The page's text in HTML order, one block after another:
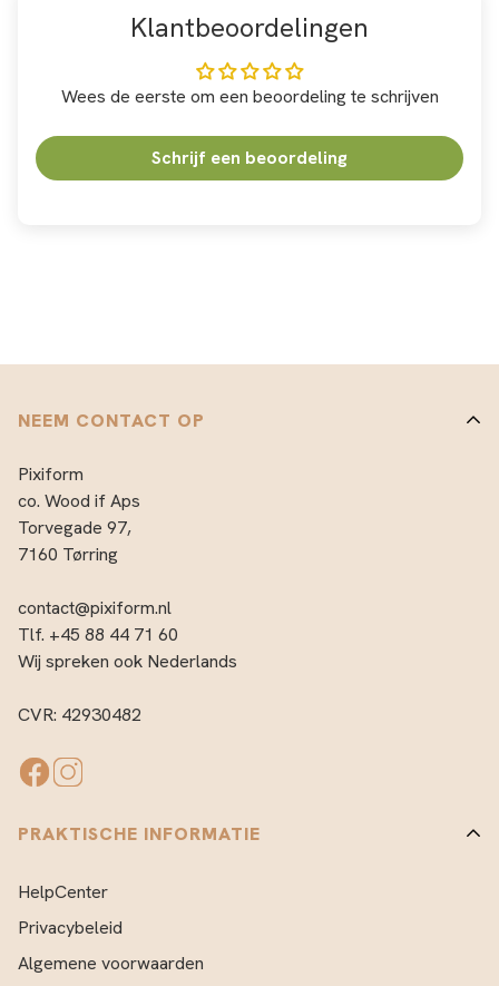
Klantbeoordelingen
Wees de eerste om een beoordeling te schrijven
Schrijf een beoordeling
NEEM CONTACT OP
Pixiform
co. Wood if Aps
Torvegade 97,
7160 Tørring
contact@pixiform.nl
Tlf. +45 88 44 71 60
Wij spreken ook Nederlands
CVR: 42930482
PRAKTISCHE INFORMATIE
HelpCenter
Privacybeleid
Algemene voorwaarden